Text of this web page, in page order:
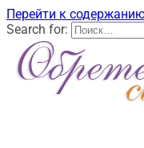
Перейти к
Search for: